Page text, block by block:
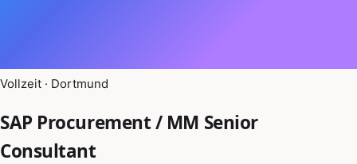
Vollzeit · Dortmund
SAP Procurement / MM Senior
Consultant